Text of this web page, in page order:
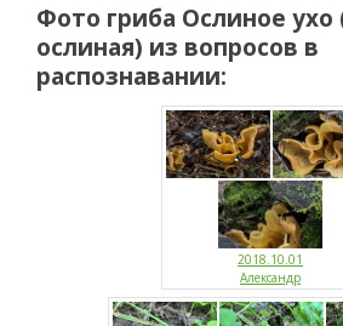
Фото гриба Ослиное
ослиная) из вопросов в
распознавании:
2018.10.01
Александр